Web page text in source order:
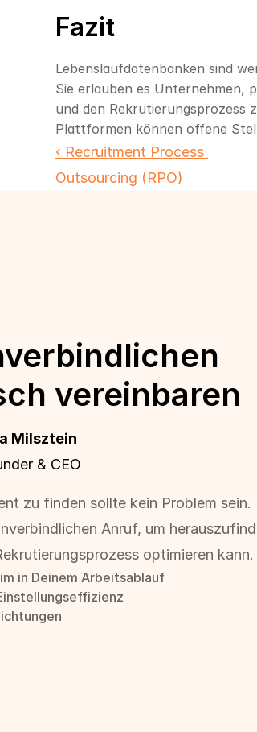
Fazit
Lebenslaufdatenbanken sind
Sie erlauben es Unternehmen,
und den Rekrutierungsprozess
Plattformen können offene
‹ Recruitment Process
Outsourcing (RPO)
vereinbaren
Milsztein
& CEO
zu finden sollte kein Problem sein.
Anruf, um
optimieren kann.
in Deinem Arbeitsablauf